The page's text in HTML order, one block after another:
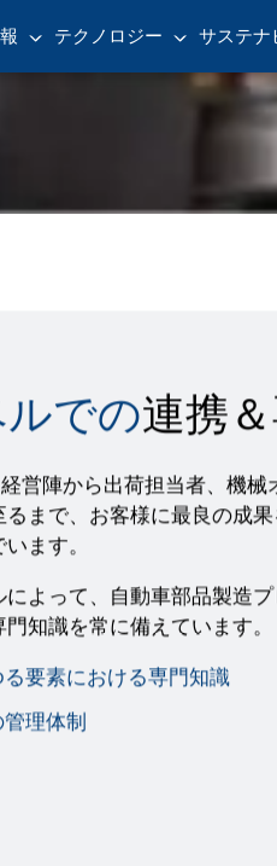
テクノロジー サステナ
での連携
営陣から出荷担当者、機械
まで、お客様に最良の成
ます。
よって、自動車部品製造
知識を常に備えています。
要素における専門知識
理体制